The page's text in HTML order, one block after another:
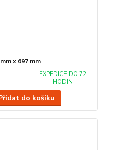
x 697 mm
EXPEDICE DO 72
HODIN
do košíku